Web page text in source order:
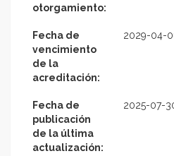
otorgamiento:
Fecha de
vencimiento
de la
acreditación:
2029-04-
Fecha de
publicación
de la última
actualización:
2025-07-